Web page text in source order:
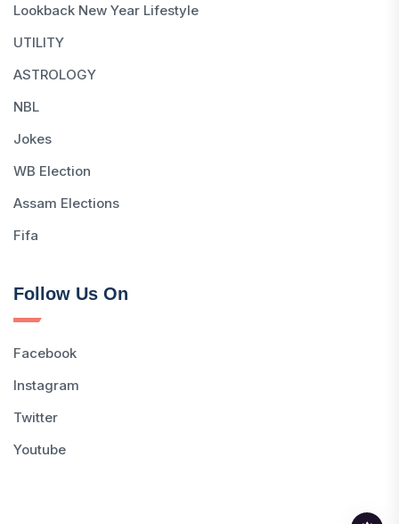
Lookback New Year Lifestyle
UTILITY
ASTROLOGY
NBL
Jokes
WB Election
Assam Elections
Fifa
Follow Us On
Facebook
Instagram
Twitter
Youtube